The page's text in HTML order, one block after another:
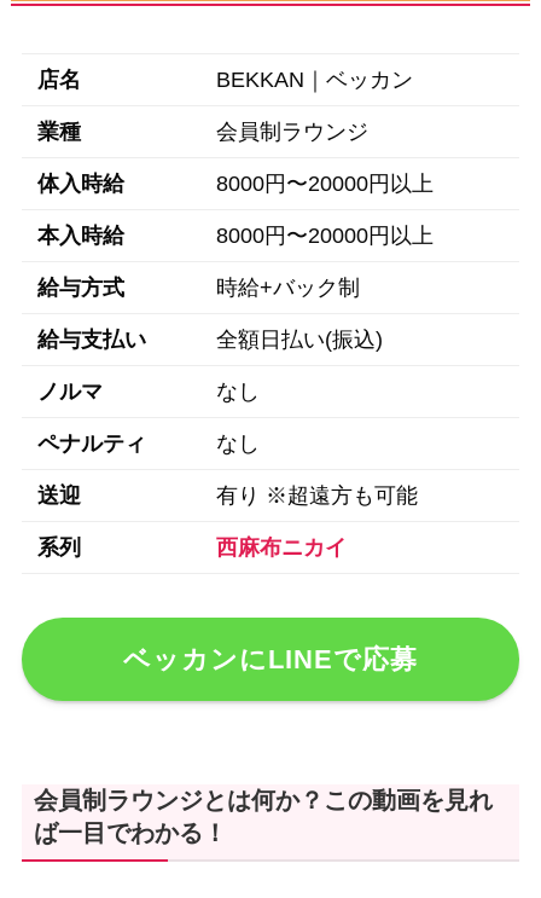
店名 BEKKAN｜ベッカン
業種 会員制ラウンジ
体入時給 8000円〜20000円以上
本入時給 8000円〜20000円以上
給与方式 時給+バック制
給与支払い 全額日払い(振込)
ノルマ なし
ペナルティ なし
送迎 有り ※超遠方も可能
系列 西麻布ニカイ
ベッカンにLINEで応募
会員制ラウンジとは何か？この動画を見れ
ば一目でわかる！